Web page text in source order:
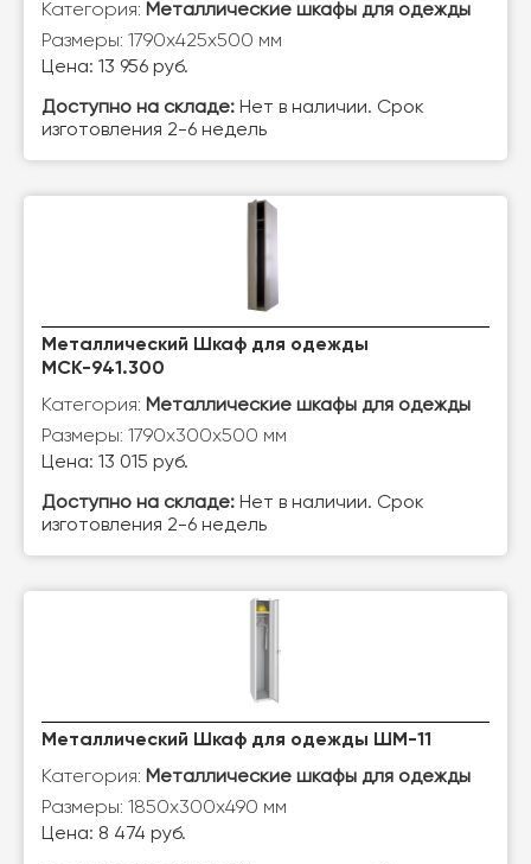
Категория: Металлические шкафы для одежды
Размеры: 1790х425х500 мм
Цена: 13 956 руб.
Доступно на складе: Нет в наличии. Срок
изготовления 2-6 недель
Металлический Шкаф для одежды
МСК-941.300
Категория: Металлические шкафы для одежды
Размеры: 1790х300х500 мм
Цена: 13 015 руб.
Доступно на складе: Нет в наличии. Срок
изготовления 2-6 недель
Металлический Шкаф для одежды ШМ-11
Категория: Металлические шкафы для одежды
Размеры: 1850х300х490 мм
Цена: 8 474 руб.